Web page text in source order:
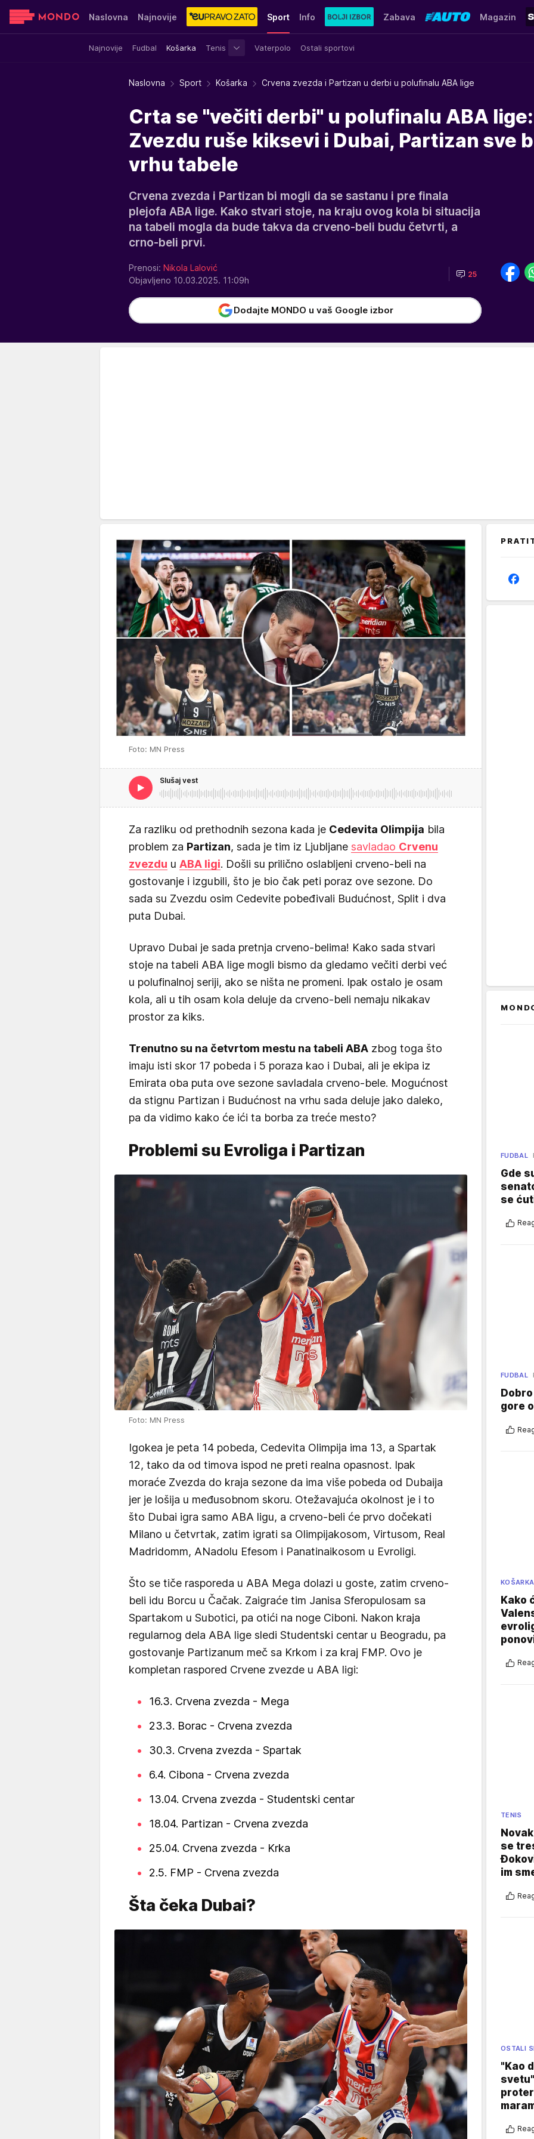
Naslovna Najnovije Sport
Najnovije Fudbal Košarka Tenis Vaterpolo Ostali sportovi
Info Zabava Magazin
Sensa Stvar ukusa Yumama
Naslovna Sport Košarka Crvena zvezda i Partizan u derbi u polufinalu ABA lige
Crta se "večiti derbi" u polufinalu ABA lige:
Zvezdu ruše kiksevi i Dubai, Partizan sve
vrhu tabele
Crvena zvezda i Partizan bi mogli da se sastanu i pre finala
plejofa ABA lige. Kako stvari stoje, na kraju ovog kola bi situacija
na tabeli mogla da bude takva da crveno-beli budu četvrti, a
crno-beli prvi.
Prenosi: Nikola Lalović
Objavljeno 10.03.2025. 11:09h
25
Dodajte MONDO u vaš Google izbor
Foto: MN Press
Slušaj vest
Za razliku od prethodnih sezona kada je Cedevita Olimpija bila
problem za Partizan, sada je tim iz Ljubljane savladao Crvenu
zvezdu u ABA ligi. Došli su prilično oslabljeni crveno-beli na
gostovanje i izgubili, što je bio čak peti poraz ove sezone. Do
sada su Zvezdu osim Cedevite pobeđivali Budućnost, Split i dva
puta Dubai.
Upravo Dubai je sada pretnja crveno-belima! Kako sada stvari
stoje na tabeli ABA lige mogli bismo da gledamo večiti derbi već
u polufinalnoj seriji, ako se ništa ne promeni. Ipak ostalo je osam
kola, ali u tih osam kola deluje da crveno-beli nemaju nikakav
prostor za kiks.
Trenutno su na četvrtom mestu na tabeli ABA zbog toga što
imaju isti skor 17 pobeda i 5 poraza kao i Dubai, ali je ekipa iz
Emirata oba puta ove sezone savladala crveno-bele. Mogućnost
da stignu Partizan i Budućnost na vrhu sada deluje jako daleko,
pa da vidimo kako će ići ta borba za treće mesto?
Problemi su Evroliga i Partizan
Foto: MN Press
Igokea je peta 14 pobeda, Cedevita Olimpija ima 13, a Spartak
12, tako da od timova ispod ne preti realna opasnost. Ipak
moraće Zvezda do kraja sezone da ima više pobeda od Dubaija
jer je lošija u međusobnom skoru. Otežavajuća okolnost je i to
što Dubai igra samo ABA ligu, a crveno-beli će prvo dočekati
Milano u četvrtak, zatim igrati sa Olimpijakosom, Virtusom, Real
Madridomm, ANadolu Efesom i Panatinaikosom u Evroligi.
Što se tiče rasporeda u ABA Mega dolazi u goste, zatim crveno-
beli idu Borcu u Čačak. Zaigraće tim Janisa Sferopulosam sa
Spartakom u Subotici, pa otići na noge Ciboni. Nakon kraja
regularnog dela ABA lige sledi Studentski centar u Beogradu, pa
gostovanje Partizanum meč sa Krkom i za kraj FMP. Ovo je
kompletan raspored Crvene zvezde u ABA ligi:
16.3. Crvena zvezda - Mega
23.3. Borac - Crvena zvezda
30.3. Crvena zvezda - Spartak
6.4. Cibona - Crvena zvezda
13.04. Crvena zvezda - Studentski centar
18.04. Partizan - Crvena zvezda
25.04. Crvena zvezda - Krka
2.5. FMP - Crvena zvezda
Šta čeka Dubai?
FUDBAL
Gde
se
FUDBAL
gore
KOŠARKA
Kako
TENIS
se
im
OSTALI
"Kao